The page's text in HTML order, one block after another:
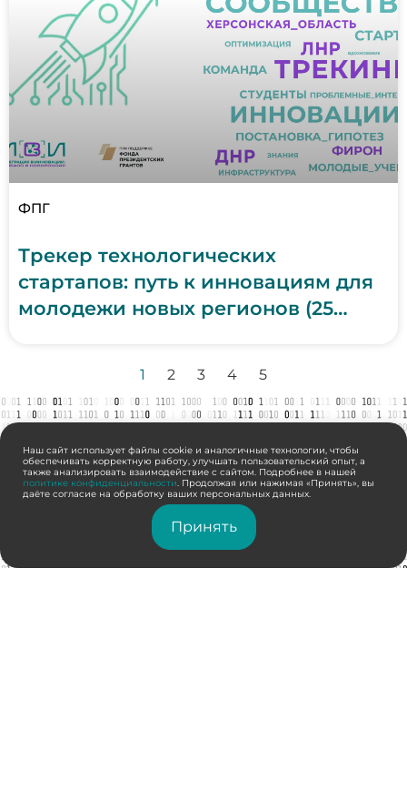
ФПГ
Трекер технологических
стартапов: путь к инновациям для
молодежи новых регионов (25
1 2 3 4 5
Наш сайт использует файлы cookie и аналогичные технологии, чтобы
обеспечивать корректную работу, улучшать пользовательский опыт, а
также анализировать взаимодействие с сайтом. Подробнее в нашей
политике конфиденциальности. Продолжая или нажимая «Принять», вы
даёте согласие на обработку ваших персональных данных.
Принять